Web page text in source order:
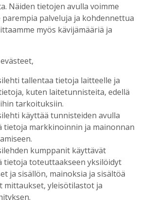
perustaminen maaseudulle
1860-luvun alussa – vähitellen
levittäytyi koko Kiuruvedelle
Kokkonen
Eloajelut järjestetään ensi
– luvassa on jälleen monipuolista
29.7.2026 08:00
tytär kirjoittavat sodasta ja
– kirjojen päähenkilöt ja
kirjoittaja ovat kotoisin
Ruutanalta
Näiden tietojen avulla voimme
palveluja ja kohdennettua
myös kävijämääriä ja
tallentaa tietoja laitteelle ja
kuten laitetunnisteita, edellä
tarkoituksiin.
käyttää tunnisteiden avulla
tietoja markkinoinnin ja mainonnan
kumppanit käyttävät
tietoja toteuttaakseen yksilöidyt
ja sisällön, mainoksia ja sisältöä
mittaukset, yleisötilastot ja